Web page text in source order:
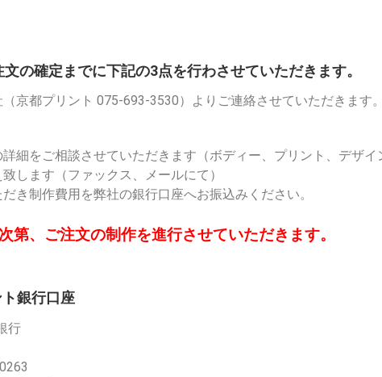
の確定までに下記の3点を行わさせていただきます。
京都プリント 075-693-3530）よりご連絡させていただきます。
細をご相談させていただきます（ボディー、プリント、デザイ
します（ファックス、メールにて）
き制作費用を弊社の銀行口座へお振込みください。
第、ご注文の制作を進行させていただきます。
銀行口座
行